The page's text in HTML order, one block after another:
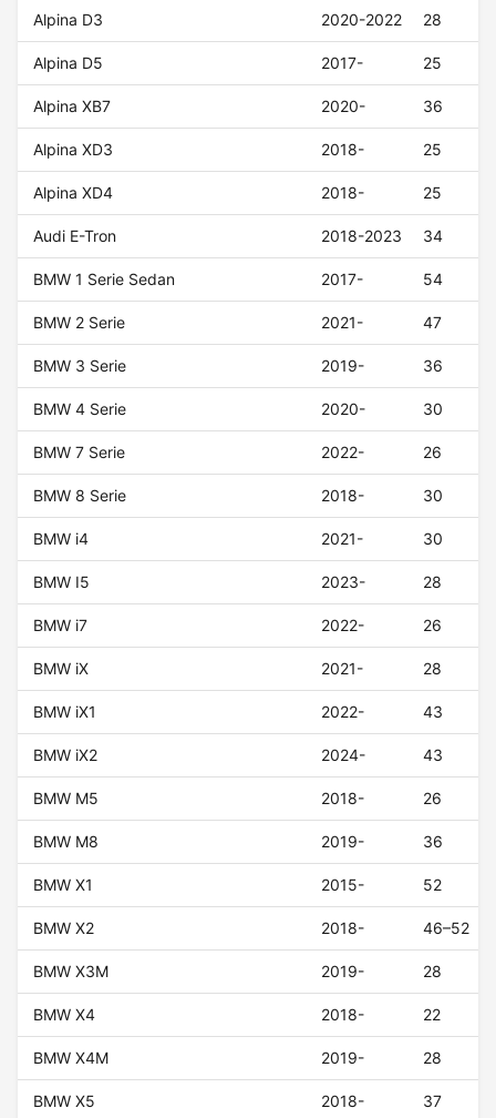
Alpina D3 2020-2022 28
Alpina D5 2017- 25
Alpina XB7 2020- 36
Alpina XD3 2018- 25
Alpina XD4 2018- 25
Audi E-Tron 2018-2023 34
BMW 1 Serie Sedan 2017- 54
BMW 2 Serie 2021- 47
BMW 3 Serie 2019- 36
BMW 4 Serie 2020- 30
BMW 7 Serie 2022- 26
BMW 8 Serie 2018- 30
BMW i4 2021- 30
BMW I5 2023- 28
BMW i7 2022- 26
BMW iX 2021- 28
BMW iX1 2022- 43
BMW iX2 2024- 43
BMW M5 2018- 26
BMW M8 2019- 36
BMW X1 2015- 52
BMW X2 2018- 46–52
BMW X3M 2019- 28
BMW X4 2018- 22
BMW X4M 2019- 28
BMW X5 2018- 37